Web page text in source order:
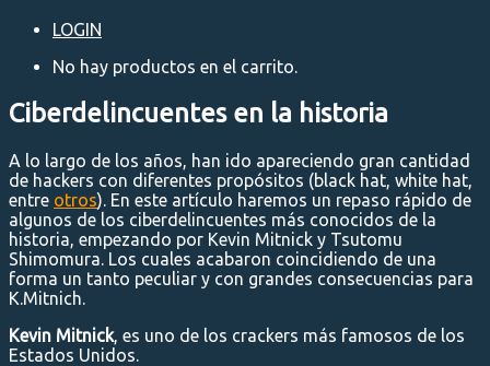
LOGIN
No hay productos en el carrito.
Ciberdelincuentes en la historia
A lo largo de los años, han ido apareciendo gran cantidad
de hackers con diferentes propósitos (black hat, white hat,
entre otros). En este artículo haremos un repaso rápido de
algunos de los ciberdelincuentes más conocidos de la
historia, empezando por Kevin Mitnick y Tsutomu
Shimomura. Los cuales acabaron coincidiendo de una
forma un tanto peculiar y con grandes consecuencias para
K.Mitnich.
Kevin Mitnick, es uno de los crackers más famosos de los
Estados Unidos.